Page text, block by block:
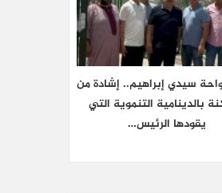
سيدي إبراهيم.. إشادة من
بالدينامية التنموية التي
يقودها الرئيس…